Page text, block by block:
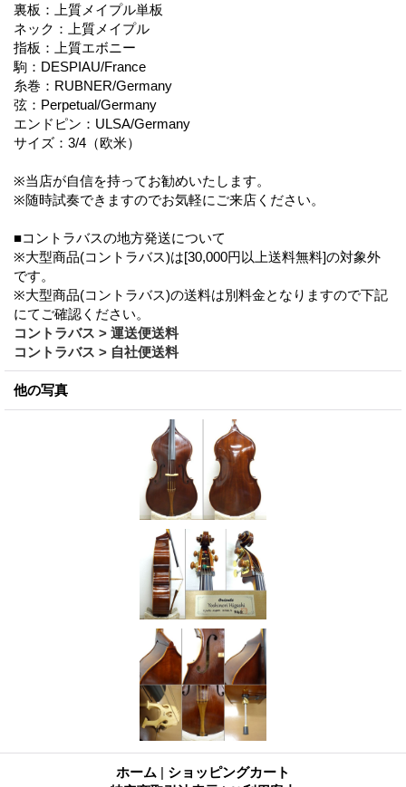
裏板：上質メイプル単板
ネック：上質メイプル
指板：上質エボニー
駒：DESPIAU/France
糸巻：RUBNER/Germany
弦：Perpetual/Germany
エンドピン：ULSA/Germany
サイズ：3/4（欧米）
※当店が自信を持ってお勧めいたします。
※随時試奏できますのでお気軽にご来店ください。
■コントラバスの地方発送について
※大型商品(コントラバス)は[30,000円以上送料無料]の対象外
です。
※大型商品(コントラバス)の送料は別料金となりますので下記
にてご確認ください。
コントラバス > 運送便送料
コントラバス > 自社便送料
他の写真
ホーム | ショッピングカート